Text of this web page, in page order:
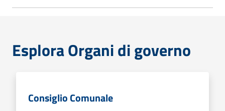
Esplora Organi di governo
Consiglio Comunale